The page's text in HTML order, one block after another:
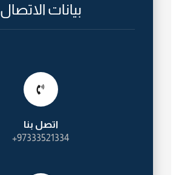
بيانات الاتصال
اتصل بنا
97333521334+